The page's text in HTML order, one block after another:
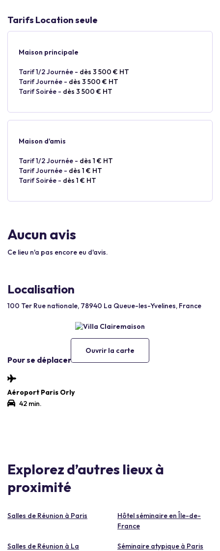
Tarifs Location seule
Maison principale
Tarif 1/2 Journée - dès 3 500 € HT
Tarif Journée - dès 3 500 € HT
Tarif Soirée - dès 3 500 € HT
Maison d'amis
Tarif 1/2 Journée - dès 1 € HT
Tarif Journée - dès 1 € HT
Tarif Soirée - dès 1 € HT
Aucun avis
Ce lieu n'a pas encore eu d'avis.
Localisation
100 Ter Rue nationale, 78940 La Queue-les-Yvelines, France
Ouvrir la carte
Pour se déplacer
Aéroport Paris Orly
42 min.
Explorez d’autres lieux à
proximité
Salles de Réunion à Paris
Hôtel séminaire en Île-de-
France
Salles de Réunion à La
Séminaire atypique à Paris